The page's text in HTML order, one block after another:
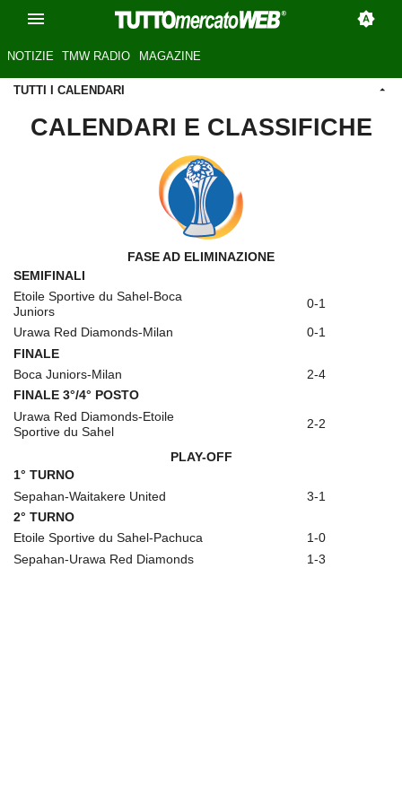
NOTIZIE TMW RADIO MAGAZINE
TUTTI I CALENDARI
CALENDARI E CLASSIFICHE
FASE AD ELIMINAZIONE
SEMIFINALI
Etoile Sportive du Sahel-Boca
Juniors
0-1
Urawa Red Diamonds-Milan
0-1
FINALE
Boca Juniors-Milan
2-4
FINALE 3°/4° POSTO
Urawa Red Diamonds-Etoile
Sportive du Sahel
2-2
PLAY-OFF
1° TURNO
Sepahan-Waitakere United
3-1
2° TURNO
Etoile Sportive du Sahel-Pachuca
1-0
Sepahan-Urawa Red Diamonds
1-3